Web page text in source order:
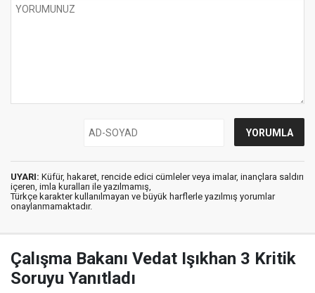
UYARI: Küfür, hakaret, rencide edici cümleler veya imalar, inançlara saldırı
içeren, imla kuralları ile yazılmamış,
Türkçe karakter kullanılmayan ve büyük harflerle yazılmış yorumlar
onaylanmamaktadır.
Çalışma Bakanı Vedat Işıkhan 3 Kritik
Soruyu Yanıtladı